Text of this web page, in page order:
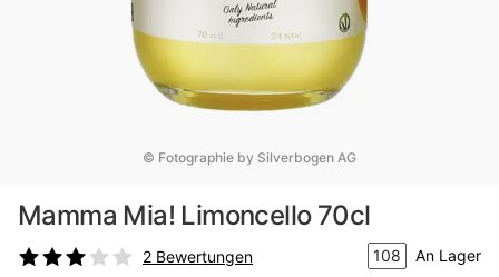
© Fotographie by Silverbogen AG
Mamma Mia! Limoncello 70cl
2 Bewertungen 108 An Lager